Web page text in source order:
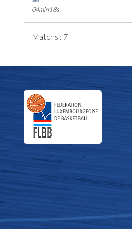
04min18s
Matchs : 7